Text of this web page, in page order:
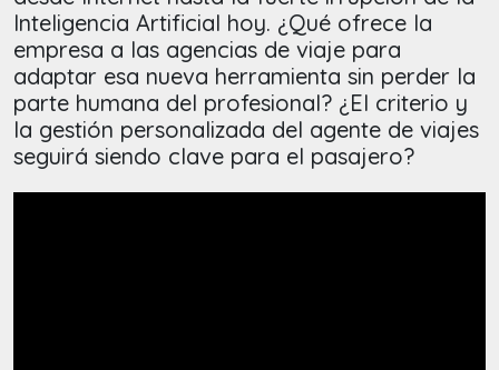
Inteligencia Artificial hoy. ¿Qué ofrece la
empresa a las agencias de viaje para
adaptar esa nueva herramienta sin perder la
parte humana del profesional? ¿El criterio y
la gestión personalizada del agente de viajes
seguirá siendo clave para el pasajero?